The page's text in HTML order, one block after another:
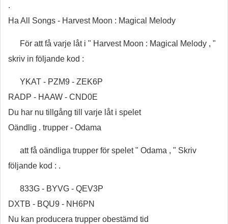
.
Ha All Songs - Harvest Moon : Magical Melody
För att få varje låt i " Harvest Moon : Magical Melody , "
skriv in följande kod :
YKAT - PZM9 - ZEK6P
RADP - HAAW - CND0E
Du har nu tillgång till varje låt i spelet
Oändlig . trupper - Odama
att få oändliga trupper för spelet " Odama , " Skriv
följande kod : .
833G - BYVG - QEV3P
DXTB - BQU9 - NH6PN
Nu kan producera trupper obestämd tid